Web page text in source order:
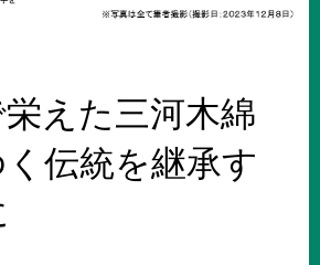
えた三河木綿
伝統を継承す